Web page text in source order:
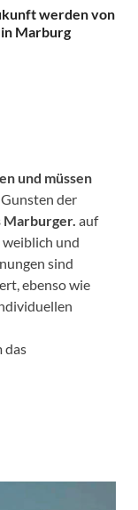
werden von
Marburg
und müssen
der
Marburger. auf
und
sind
ebenso wie
das